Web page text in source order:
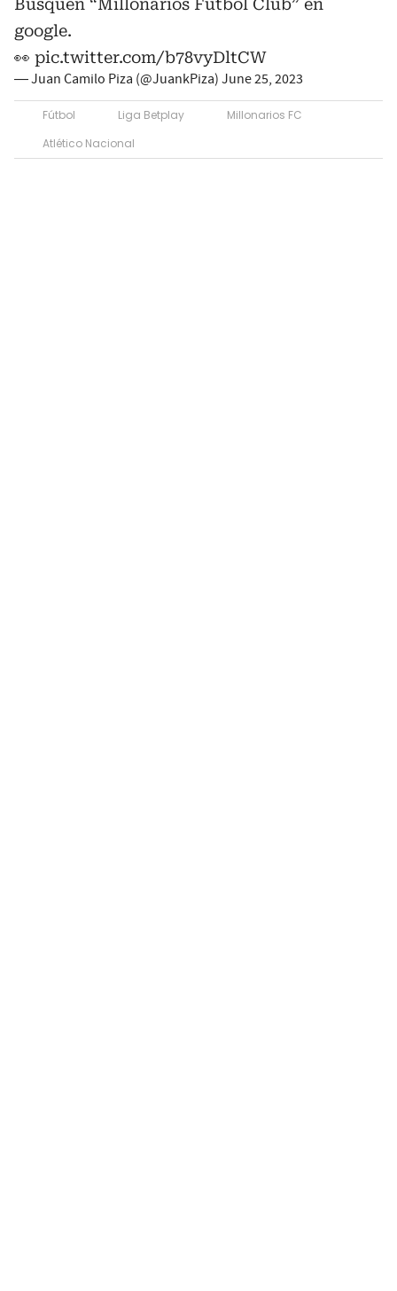
Busquen “Millonarios Futbol Club” en
google.
👀 pic.twitter.com/b78vyDltCW
— Juan Camilo Piza (@JuankPiza) June 25, 2023
Fútbol Liga Betplay
Millonarios FC
Atlético Nacional